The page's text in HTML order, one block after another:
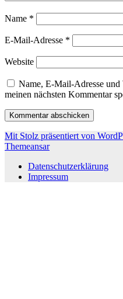
Name *
E-Mail-Adresse *
Website
Name, E-Mail-Adresse
meinen nächsten Kommentar
Mit Stolz präsentiert von
Themeansar
Datenschutzerklärung
Impressum